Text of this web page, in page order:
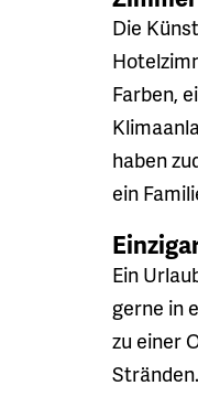
Die
Farben,
haben
ein
Ein
gerne in
zu einer
Stränden.